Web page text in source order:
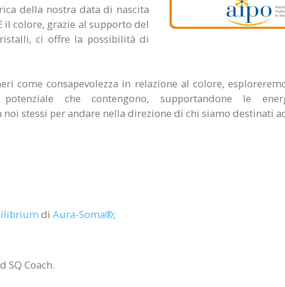
della nostra data di nascita
il colore, grazie al supporto del
ci offre la possibilità di
come consapevolezza in relazione al colore,
che contengono, supportandone le
stessi per andare nella direzione di chi siamo destinati
di Aura-Soma®;
SQ Coach.